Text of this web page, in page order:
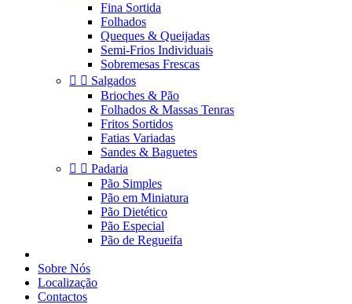
Fina Sortida
Folhados
Queques & Queijadas
Semi-Frios Individuais
Sobremesas Frescas
  Salgados
Brioches & Pão
Folhados & Massas Tenras
Fritos Sortidos
Fatias Variadas
Sandes & Baguetes
  Padaria
Pão Simples
Pão em Miniatura
Pão Dietético
Pão Especial
Pão de Regueifa
Sobre Nós
Localização
Contactos